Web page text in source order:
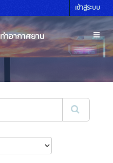
เข้าสู่ระบบ